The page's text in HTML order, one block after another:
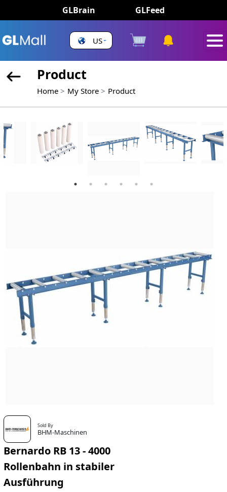
GLBrain GLFeed
US
Product
Home My Store Product
Sold By
BHM-Maschinen
Bernardo RB 13 - 4000
Rollenbahn in stabiler
Ausführung